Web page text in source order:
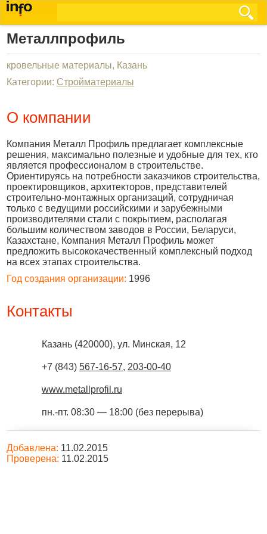
Металлпрофиль
кровельные материалы, Казань
Категории: Стройматериалы
О компании
Компания Металл Профиль предлагает комплексные
решения, максимально полезные и удобные для тех, кто
является профессионалом в строительстве.
Ориентируясь на потребности заказчиков строительства,
проектировщиков, архитекторов, представителей
строительно-монтажных организаций, сотрудничая
только с ведущими российскими и зарубежными
производителями стали с покрытием, располагая
большим количеством заводов в России, Беларуси,
Казахстане, Компания Металл Профиль может
предложить высококачественный комплексный подход
на всех этапах строительства.
Год создания организации: 1996
Контакты
Казань (420000), ул. Минская, 12
+7 (843) 567-16-57, 203-00-40
www.metallprofil.ru
пн.-пт. 08:30 — 18:00 (без перерыва)
Добавлена: 11.02.2015
Проверена: 11.02.2015